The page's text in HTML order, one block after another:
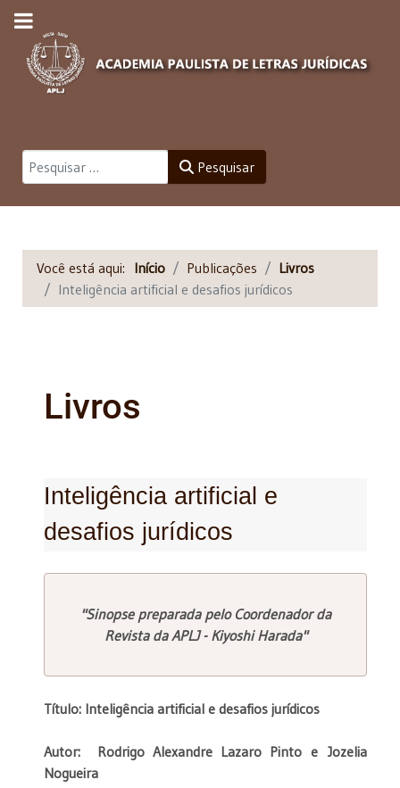
Pesquisar Pesquisar
Você está aqui: Início Publicações
Livros
Inteligência artificial e desafios jurídicos
Livros
Inteligência artificial e
desafios jurídicos
"Sinopse preparada pelo Coordenador da
Revista da APLJ - Kiyoshi Harada"
Título: Inteligência artificial e desafios jurídicos
Autor: Rodrigo Alexandre Lazaro Pintoe Jozelia
Nogueira